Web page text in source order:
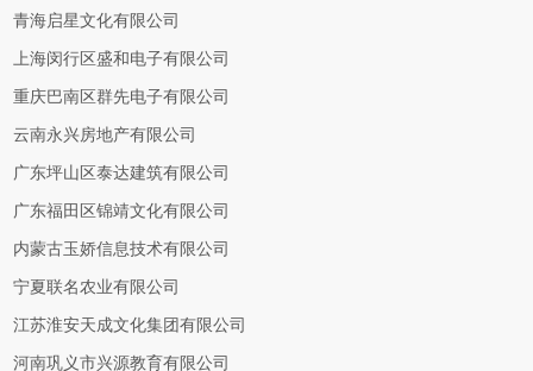
青海启星文化有限公司
上海闵行区盛和电子有限公司
重庆巴南区群先电子有限公司
云南永兴房地产有限公司
广东坪山区泰达建筑有限公司
广东福田区锦靖文化有限公司
内蒙古玉娇信息技术有限公司
宁夏联名农业有限公司
江苏淮安天成文化集团有限公司
河南巩义市兴源教育有限公司